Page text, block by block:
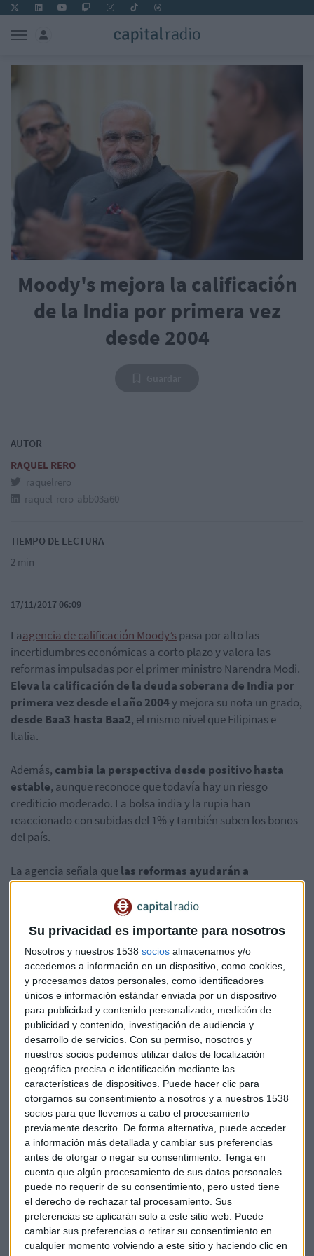
Su privacidad es importante para nosotros
Nosotros y nuestros 1538 socios almacenamos y/o
accedemos a información en un dispositivo, como cookies,
y procesamos datos personales, como identificadores
únicos e información estándar enviada por un dispositivo
para publicidad y contenido personalizado, medición de
publicidad y contenido, investigación de audiencia y
desarrollo de servicios. Con su permiso, nosotros y
nuestros socios podemos utilizar datos de localización
geográfica precisa e identificación mediante las
características de dispositivos. Puede hacer clic para
otorgarnos su consentimiento a nosotros y a nuestros 1538
socios para que llevemos a cabo el procesamiento
previamente descrito. De forma alternativa, puede acceder
a información más detallada y cambiar sus preferencias
antes de otorgar o negar su consentimiento. Tenga en
cuenta que algún procesamiento de sus datos personales
puede no requerir de su consentimiento, pero usted tiene
el derecho de rechazar tal procesamiento. Sus
preferencias se aplicarán solo a este sitio web. Puede
cambiar sus preferencias o retirar su consentimiento en
cualquier momento volviendo a este sitio y haciendo clic en
Moody's mejora la calificación
de la India por primera vez
desde 2004
AUTOR
RAQUEL RERO
raquelrero
raquel-rero-abb03a60
TIEMPO DE LECTURA
2 min
17/11/2017 06:09
Laagencia de calificación Moody’spasa por alto las
incertidumbres económicas a corto plazo y valora las
reformas impulsadas por el primer ministro Narendra Modi.
Eleva la calificación de la deuda soberana de India por
primera vez desde el año 2004y mejora su nota un grado,
desde Baa3 hasta Baa2, el mismo nivel que Filipinas e
Italia.
Además, cambia la perspectiva desde positivo hasta
estable, aunque reconoce que todavía hay un riesgo
crediticio moderado. La bolsa india y la rupia han
reaccionado con subidas del 1% y también suben los bonos
del país.
La agencia señala quelas reformas ayudarán a
estabilizar el creciente nivel de deuda, situado en el 68%
del PIB en 2016, y “con el tiempo, mejorar el alto crecimiento
potencial de la India”. Moody’s reconoce que muchas de
estas medidas necesitarán tiempo para mostrar resultados
y algunas, como elImpuesto de Bienes y Servicios
desmonetización, habrían socavado el crecimiento a corto
plazo. El Impuesto ha supuesto la unificación de 17 tasas y
tributos indirectos de los estados y del Gobierno central del
país en un único tributo.
Entre los retos pendientes, la agencia de calificación hace
hincapié en la todavía “débil inversión en el sector
privado” y la falta de progreso en las reformas agrícola
y laboral. En sus previsiones, pronostica que el crecimiento
del PIB real del país se modere al 6,7% este año fiscal que
finaliza en marzo de 2018. A medida que “se desvanezcan las
interrupciones, con la ayuda de las medidas
gubernamentales recientes para apoyar a las pymes y
exportadoras” el crecimiento del PIB será del 7,5%.
Optimista es también el ministro de finanzas del país
Arun Jaitley, quien asegura en la CNBC que “la India debería